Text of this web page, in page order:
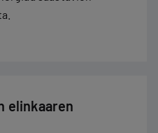
elinkaaren